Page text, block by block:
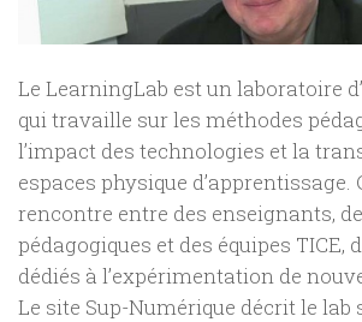
Le LearningLab est un laboratoire
qui travaille sur les méthodes
l’impact des technologies et la
espaces physique d’apprentissage.
rencontre entre des enseignants,
pédagogiques et des équipes TICE,
dédiés à l’expérimentation de
Le site Sup-Numérique décrit le lab